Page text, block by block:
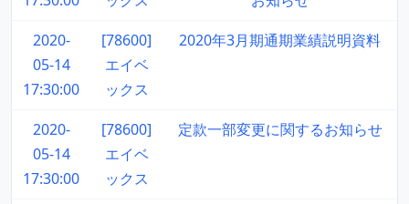
2020-
05-14
17:30:00
[78600]
エイベ
ックス
2020年3月期通期業績説明資料
2020-
05-14
17:30:00
[78600]
エイベ
ックス
定款一部変更に関するお知らせ